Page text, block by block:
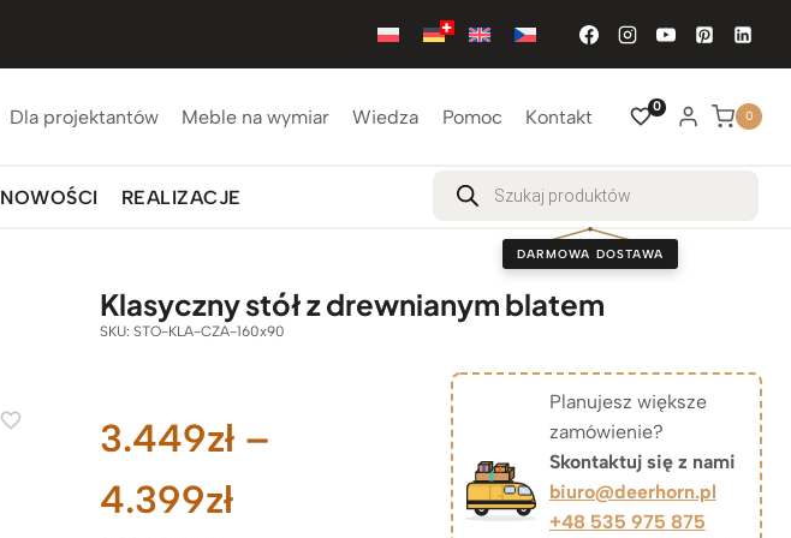
Dla projektantów Meble na wymiar Wiedza Pomoc Kontakt 0
0
NOWOŚCI REALIZACJE
Wyszukiwarka
produktów
DARMOWA DOSTAWA
Klasyczny stół z drewnianym blatem
SKU: STO-KLA-CZA-160x90
3.449zł –
4.399złZakres
Planujesz większe
zamówienie?
Skontaktuj się z nami
biuro@deerhorn.pl
+48 535 975 875